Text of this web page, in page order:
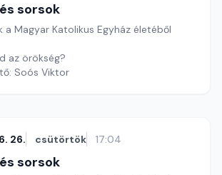
sorsok
a Magyar Katolikus Egyház életéből
az örökség?
Soós Viktor
26. csütörtök 17:04
sorsok